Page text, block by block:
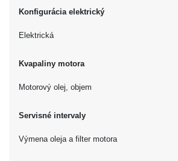
Konfigurácia elektrický
Elektrická
Kvapaliny motora
Motorový olej, objem
Servisné intervaly
Výmena oleja a filter motora